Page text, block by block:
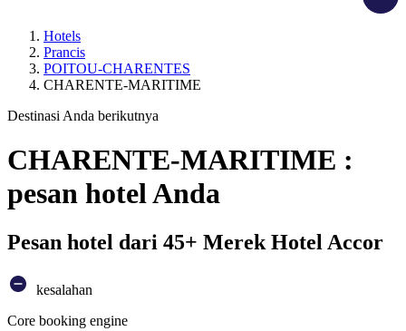
Hotels
Prancis
POITOU-CHARENTES
CHARENTE-MARITIME
Destinasi Anda berikutnya
CHARENTE-MARITIME :
pesan hotel Anda
Pesan hotel dari 45+ Merek Hotel Accor
kesalahan
Core booking engine